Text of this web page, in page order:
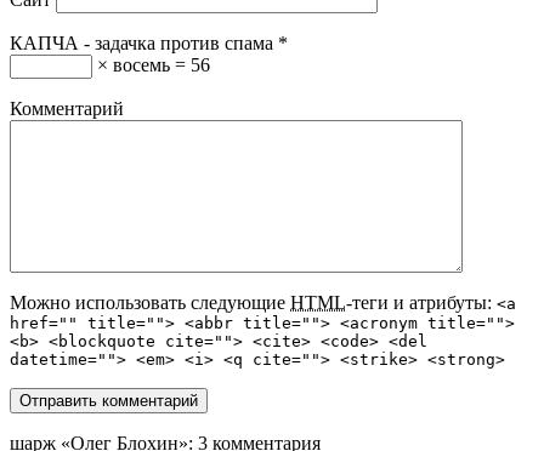
КАПЧА - задачка против спама *
× восемь = 56
Комментарий
Можно использовать следующие HTML-теги и атрибуты: <a
href="" title=""> <abbr title=""> <acronym title="">
<b> <blockquote cite=""> <cite> <code> <del
datetime=""> <em> <i> <q cite=""> <strike> <strong>
шарж «Олег Блохин»: 3 комментария